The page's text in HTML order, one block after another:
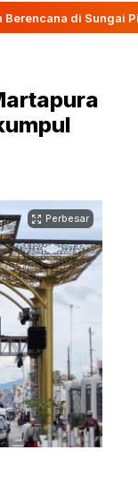
di Sungai Pinang
Perbesar